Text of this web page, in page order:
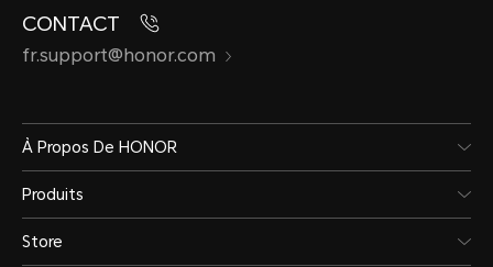
CONTACT
fr.support@honor.com
À Propos De HONOR
Produits
Store